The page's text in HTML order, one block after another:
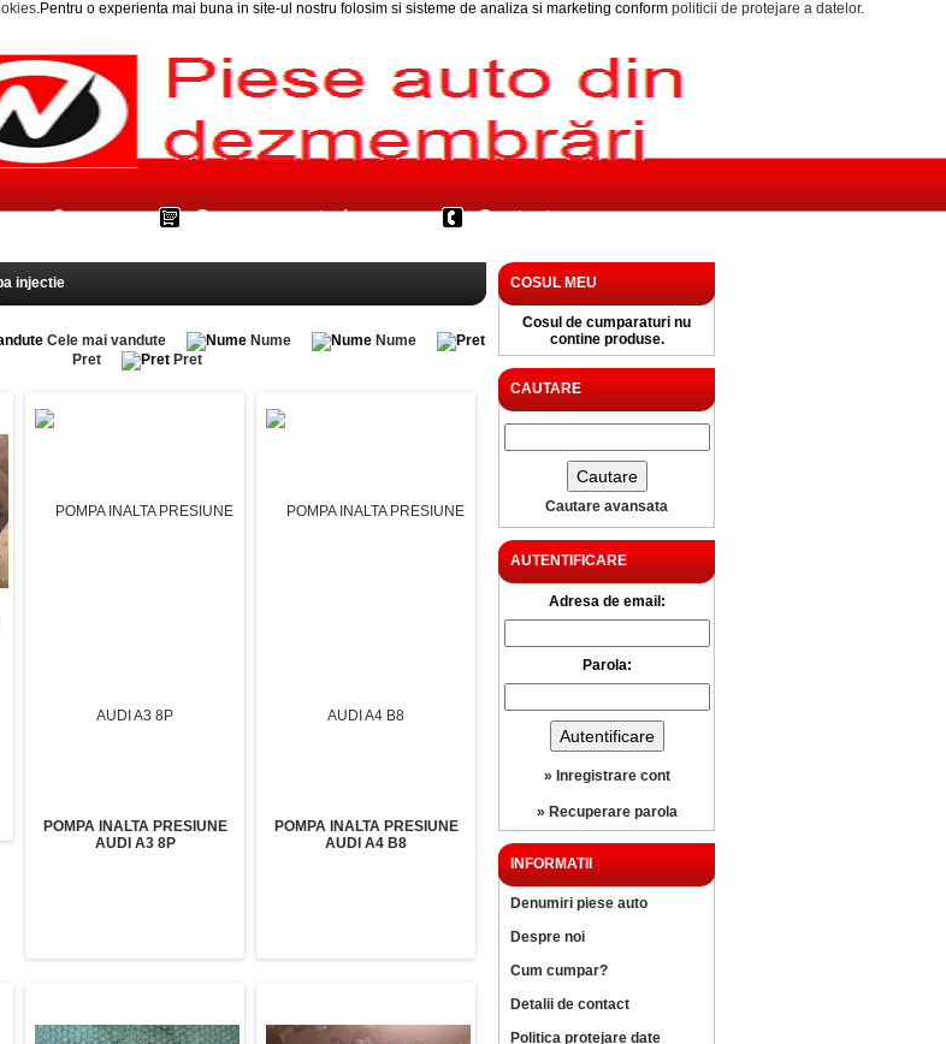
.Pentru o experienta mai buna in site-ul nostru folosim si sisteme de analiza si marketing conform politicii de protejare a datelor.
Cos cumparaturi Contact
injectie
Cele mai vandute Nume
Nume
Pret
Pret
POMPA INALTA PRESIUNE
AUDI A3 8P
POMPA INALTA PRESIUNE
AUDI A4 B8
COSUL MEU
Cosul de cumparaturi nu
contine produse.
CAUTARE
Cautare avansata
AUTENTIFICARE
Adresa de email:
Parola:
» Inregistrare cont
» Recuperare parola
INFORMATII
Denumiri piese auto
Despre noi
Cum cumpar?
Detalii de contact
Politica protejare date